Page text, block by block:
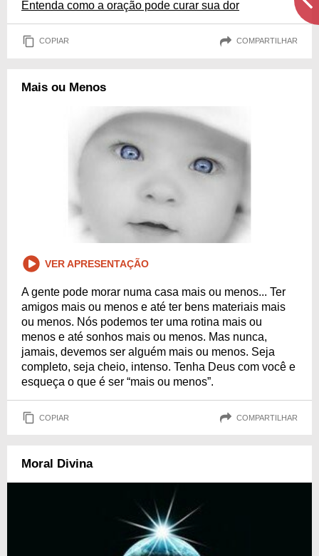
Entenda como a oração pode curar sua dor
COPIAR COMPARTILHAR
Mais ou Menos
VER APRESENTAÇÃO
A gente pode morar numa casa mais ou menos... Ter
amigos mais ou menos e até ter bens materiais mais
ou menos. Nós podemos ter uma rotina mais ou
menos e até sonhos mais ou menos. Mas nunca,
jamais, devemos ser alguém mais ou menos. Seja
completo, seja cheio, intenso. Tenha Deus com você e
esqueça o que é ser “mais ou menos”.
COPIAR COMPARTILHAR
Moral Divina